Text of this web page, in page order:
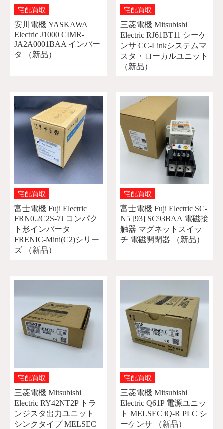
宅配買取
安川電機 YASKAWA
Electric J1000 CIMR-
JA2A0001BAA インバー
タ （新品）
宅配買取
三菱電機 Mitsubishi
Electric RJ61BT11 シーケ
ンサ CC-Linkシステムマ
スタ・ローカルユニット
（新品）
宅配買取
富士電機 Fuji Electric
FRN0.2C2S-7J コンパク
ト形インバータ
FRENIC-Mini(C2)シリー
ズ （新品）
宅配買取
富士電機 Fuji Electric SC-
N5 [93] SC93BAA 電磁接
触器 マグネットスイッ
チ 電磁開閉器 （新品）
宅配買取
三菱電機 Mitsubishi
Electric RY42NT2P トラ
ンジスタ出力ユニット
シンクタイプ MELSEC
宅配買取
三菱電機 Mitsubishi
Electric Q61P 電源ユニッ
ト MELSEC iQ-R PLC シ
ーケンサ （新品）